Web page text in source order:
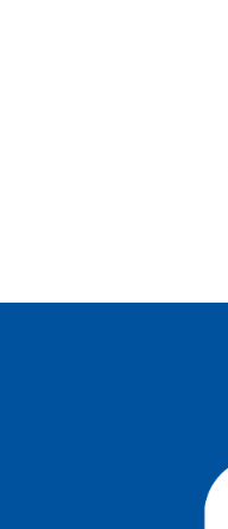
notizia